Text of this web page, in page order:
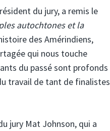
du jury, a remis le
autochtones et la
des Amérindiens,
qui nous touche
du passé sont profonds
travail de tant de finalistes
jury Mat Johnson, qui a